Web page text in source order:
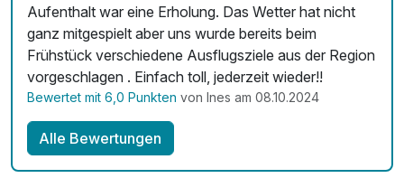
Aufenthalt war eine Erholung. Das Wetter hat nicht
ganz mitgespielt aber uns wurde bereits beim
Frühstück verschiedene Ausflugsziele aus der Region
vorgeschlagen . Einfach toll, jederzeit wieder!!
Bewertet mit 6,0 Punkten von Ines am 08.10.2024
Alle Bewertungen